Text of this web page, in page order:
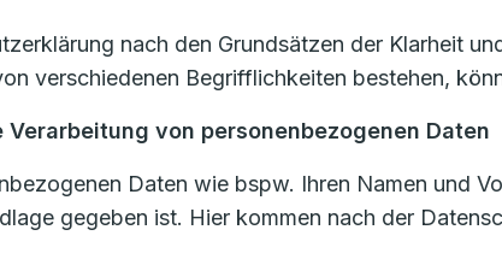
nach den Grundsätzen der Klarheit
verschiedenen Begrifflichkeiten bestehen,
von personenbezogenen Daten
Daten wie bspw. Ihren Namen und
gegeben ist. Hier kommen nach der